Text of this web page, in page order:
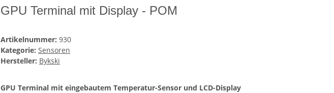
GPU Terminal mit Display - POM
Artikelnummer: 930
Kategorie: Sensoren
Hersteller: Bykski
GPU Terminal mit eingebautem Temperatur-Sensor und LCD-Display